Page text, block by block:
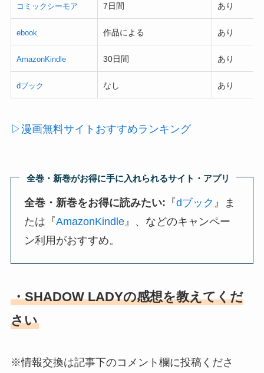
コミックシーモア 7日間 あり
ebook 作品による あり
AmazonKindle 30日間 あり
dブック なし あり
▷漫画無料サイトおすすめランキング
全巻・新巻がお得に手に入れられるサイト・アプリ
全巻・新巻をお得に読みたい: 『dブック 』ま
たは『AmazonKindle』、などのキャンペー
ン利用がおすすめ。
・SHADOW LADYの感想を教えてくだ
さい
※情報交換は記事下のコメント欄に投稿くださ